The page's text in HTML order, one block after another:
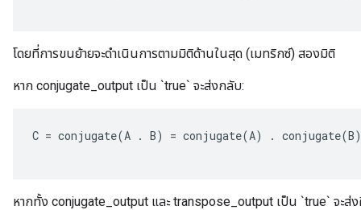
โดยที่การขนย้ายจะดำเนินการตามมิติด้านในสุด (เมทริกซ์) สองมิติ
หาก conjugate_output เป็น `true` จะส่งกลับ:
C = conjugate(A . B) = conjugate(A) . conjugate(B)
หากทั้ง conjugate_output และ transpose_output เป็น `true` จะส่